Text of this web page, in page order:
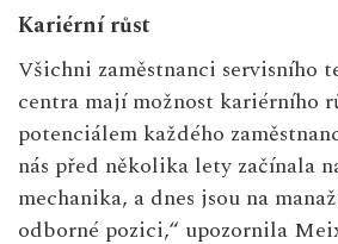
Kariérní růst
Všichni zaměstnanci servisního
centra mají možnost kariérního
potenciálem každého
nás před několika lety začínala
mechanika, a dnes jsou na
odborné pozici,“ upozornila